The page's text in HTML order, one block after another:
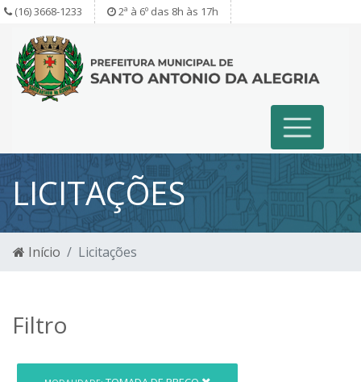
(16) 3668-1233 2ª à 6º das 8h às 17h
LICITAÇÕES
Início Licitações
Filtro